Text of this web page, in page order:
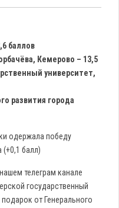
баллов
Кемерово – 13,5
университет,
развития города
одержала победу
балл)
телеграм канале
государственный
от Генерального